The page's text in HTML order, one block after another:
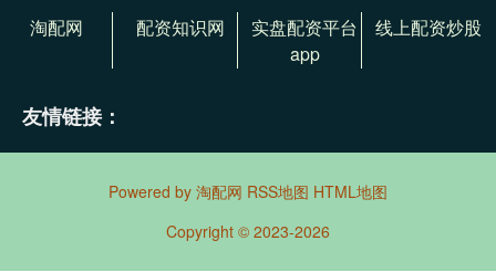
淘配网 配资知识网
实盘配资平台
app
线上配资炒股
友情链接：
Powered by 淘配网 RSS地图 HTML地图
Copyright © 2023-2026